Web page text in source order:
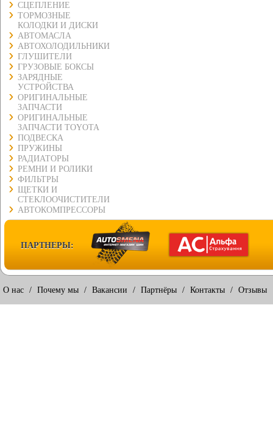
СЦЕПЛЕНИЕ
ТОРМОЗНЫЕ
КОЛОДКИ И ДИСКИ
АВТОМАСЛА
АВТОХОЛОДИЛЬНИКИ
ГЛУШИТЕЛИ
ГРУЗОВЫЕ БОКСЫ
ЗАРЯДНЫЕ
УСТРОЙСТВА
ОРИГИНАЛЬНЫЕ
ЗАПЧАСТИ
ОРИГИНАЛЬНЫЕ
ЗАПЧАСТИ TOYOTA
ПОДВЕСКА
ПРУЖИНЫ
РАДИАТОРЫ
РЕМНИ И РОЛИКИ
ФИЛЬТРЫ
ЩЕТКИ И
СТЕКЛООЧИСТИТЕЛИ
АВТОКОМПРЕССОРЫ
ПАРТНЕРЫ:
О нас / Почему мы / Вакансии / Партнёры / Контакты / Отзывы